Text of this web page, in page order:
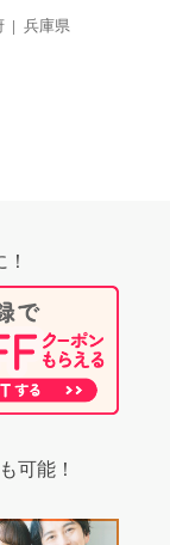
兵庫県
可能！